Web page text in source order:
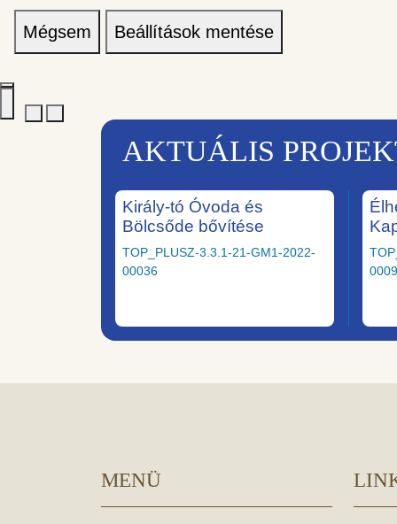
Mégsem Beállítások mentése
AKTUÁLIS
Király-tó Óvoda és
Bölcsőde bővítése
TOP_PLUSZ-3.3.1-21-GM1-2022-
00036
MENÜ